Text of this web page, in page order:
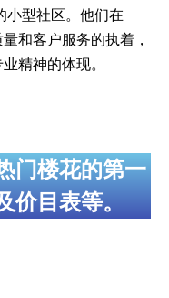
小型社区。他们在
和客户服务的执着，
精神的体现。
门楼花的第一
价目表等。